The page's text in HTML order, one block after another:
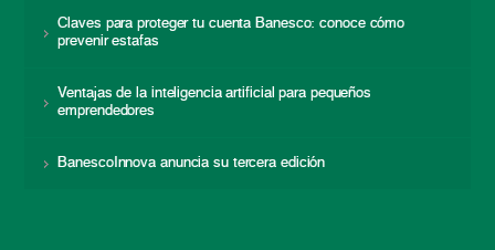
Claves para proteger tu cuenta Banesco: conoce cómo
prevenir estafas
Ventajas de la inteligencia artificial para pequeños
emprendedores
BanescoInnova anuncia su tercera edición